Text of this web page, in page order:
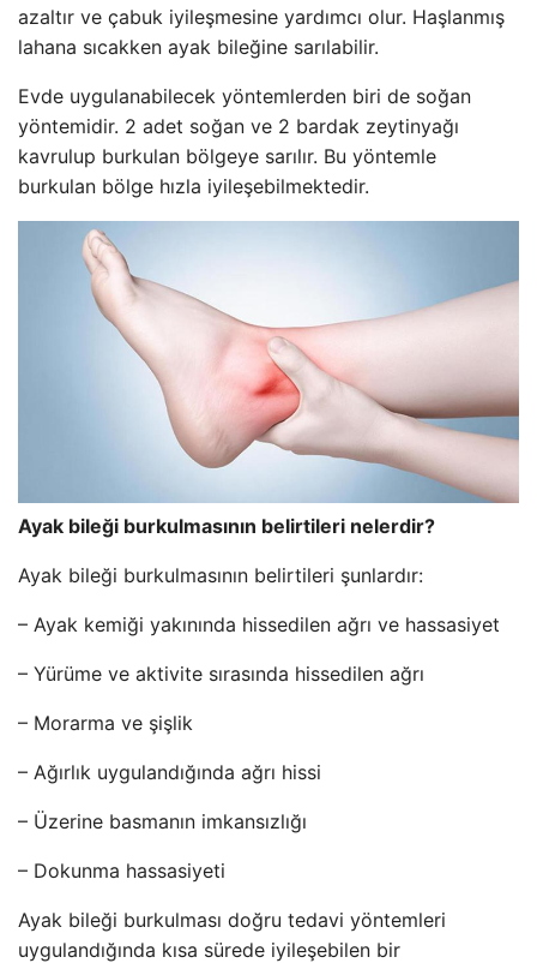
azaltır ve çabuk iyileşmesine yardımcı olur. Haşlanmış
lahana sıcakken ayak bileğine sarılabilir.
Evde uygulanabilecek yöntemlerden biri de soğan
yöntemidir. 2 adet soğan ve 2 bardak zeytinyağı
kavrulup burkulan bölgeye sarılır. Bu yöntemle
burkulan bölge hızla iyileşebilmektedir.
Ayak bileği burkulmasının belirtileri nelerdir?
Ayak bileği burkulmasının belirtileri şunlardır:
– Ayak kemiği yakınında hissedilen ağrı ve hassasiyet
– Yürüme ve aktivite sırasında hissedilen ağrı
– Morarma ve şişlik
– Ağırlık uygulandığında ağrı hissi
– Üzerine basmanın imkansızlığı
– Dokunma hassasiyeti
Ayak bileği burkulması doğru tedavi yöntemleri
uygulandığında kısa sürede iyileşebilen bir